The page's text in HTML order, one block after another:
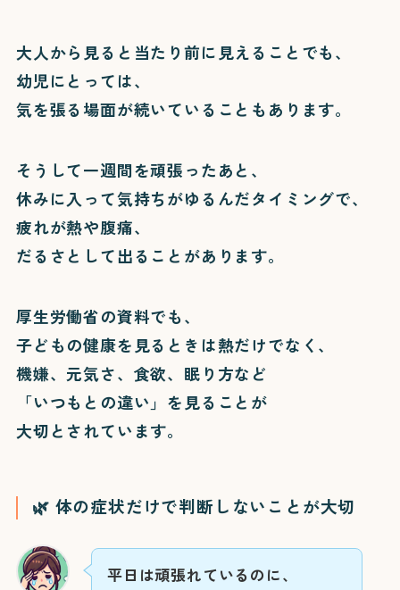
大人から見ると当たり前に見えることでも、
幼児にとっては、
気を張る場面が続いていることもあります。
そうして一週間を頑張ったあと、
休みに入って気持ちがゆるんだタイミングで、
疲れが熱や腹痛、
だるさとして出ることがあります。
厚生労働省の資料でも、
子どもの健康を見るときは熱だけでなく、
機嫌、元気さ、食欲、眠り方など
「いつもとの違い」を見ることが
大切とされています。
🌿 体の症状だけで判断しないことが大切
平日は頑張れているのに、